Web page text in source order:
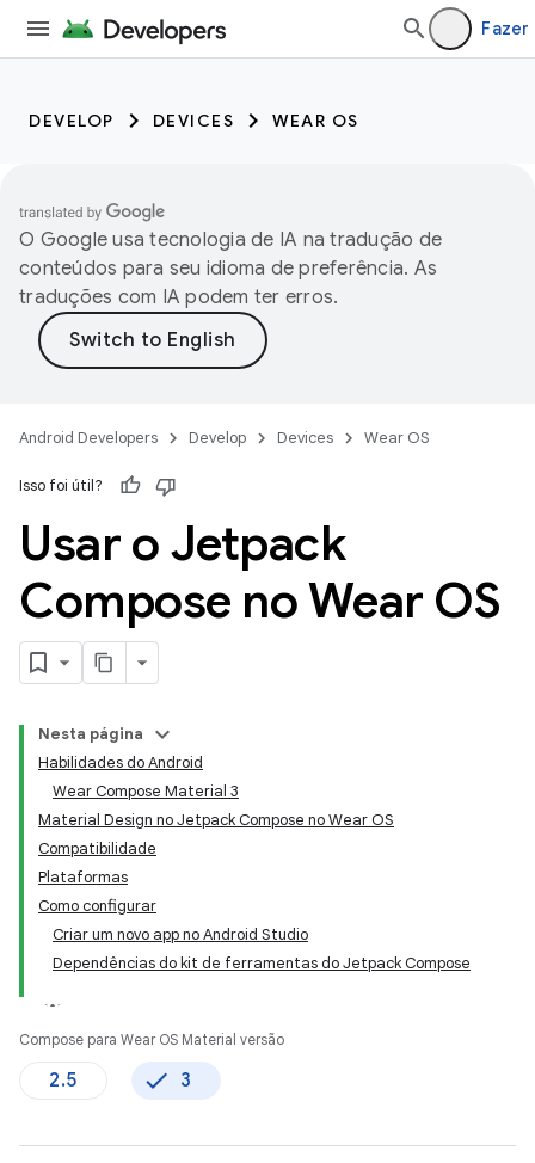
DEVELOP DEVICES WEAR OS
O Google usa tecnologia de IA na tradução de
conteúdos para seu idioma de preferência. As
traduções com IA podem ter erros.
Android Developers Develop Devices Wear OS
Isso foi útil?
Usar o Jetpack
Compose no Wear OS
Nesta página
Habilidades do Android
Wear Compose Material 3
Material Design no Jetpack Compose no Wear OS
Compatibilidade
Plataformas
Como configurar
Criar um novo app no Android Studio
Dependências do kit de ferramentas do Jetpack Compose
Compose para Wear OS Material versão
2.5 3